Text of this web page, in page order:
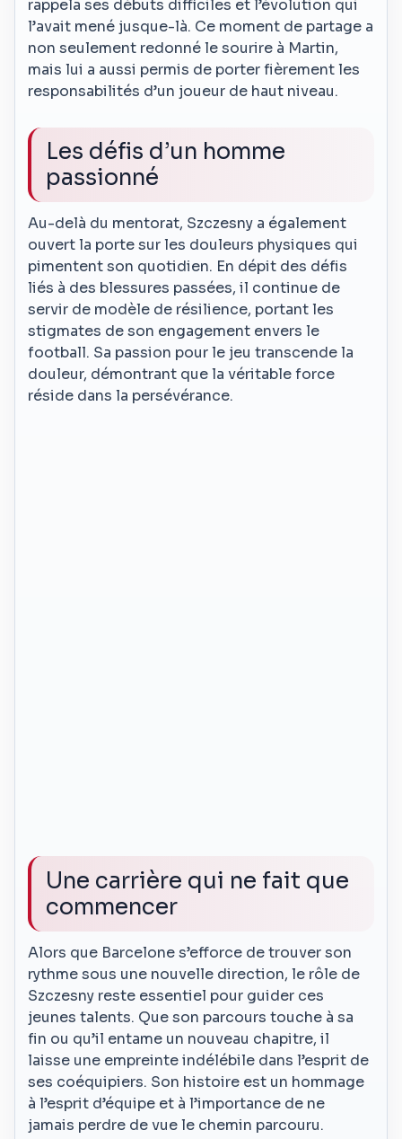
rappela ses débuts difficiles et l’évolution qui
l’avait mené jusque-là. Ce moment de partage a
non seulement redonné le sourire à Martin,
mais lui a aussi permis de porter fièrement les
responsabilités d’un joueur de haut niveau.
Les défis d’un homme
passionné
Au-delà du mentorat, Szczesny a également
ouvert la porte sur les douleurs physiques qui
pimentent son quotidien. En dépit des défis
liés à des blessures passées, il continue de
servir de modèle de résilience, portant les
stigmates de son engagement envers le
football. Sa passion pour le jeu transcende la
douleur, démontrant que la véritable force
réside dans la persévérance.
Une carrière qui ne fait que
commencer
Alors que Barcelone s’efforce de trouver son
rythme sous une nouvelle direction, le rôle de
Szczesny reste essentiel pour guider ces
jeunes talents. Que son parcours touche à sa
fin ou qu’il entame un nouveau chapitre, il
laisse une empreinte indélébile dans l’esprit de
ses coéquipiers. Son histoire est un hommage
à l’esprit d’équipe et à l’importance de ne
jamais perdre de vue le chemin parcouru.